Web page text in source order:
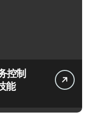
控制
能